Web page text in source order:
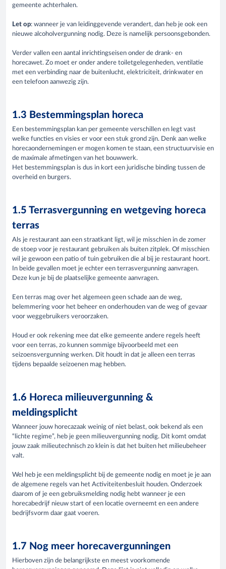
gemeente achterhalen.
Let op: wanneer je van leidinggevende verandert, dan heb je ook een
nieuwe alcoholvergunning nodig. Deze is namelijk persoonsgebonden.
Verder vallen een aantal inrichtingseisen onder de drank- en
horecawet. Zo moet er onder andere toiletgelegenheden, ventilatie
met een verbinding naar de buitenlucht, elektriciteit, drinkwater en
een telefoon aanwezig zijn.
1.3 Bestemmingsplan horeca
Een bestemmingsplan kan per gemeente verschillen en legt vast
welke functies en visies er voor een stuk grond zijn. Denk aan welke
horecaondernemingen er mogen komen te staan, een structuurvisie en
de maximale afmetingen van het bouwwerk.
Het bestemmingsplan is dus in kort een juridische binding tussen de
overheid en burgers.
1.5 Terrasvergunning en wetgeving horeca
terras
Als je restaurant aan een straatkant ligt, wil je misschien in de zomer
de stoep voor je restaurant gebruiken als buiten zitplek. Of misschien
wil je gewoon een patio of tuin gebruiken die al bij je restaurant hoort.
In beide gevallen moet je echter een terrasvergunning aanvragen.
Deze kun je bij de plaatselijke gemeente aanvragen.
Een terras mag over het algemeen geen schade aan de weg,
belemmering voor het beheer en onderhouden van de weg of gevaar
voor weggebruikers veroorzaken.
Houd er ook rekening mee dat elke gemeente andere regels heeft
voor een terras, zo kunnen sommige bijvoorbeeld met een
seizoensvergunning werken. Dit houdt in dat je alleen een terras
tijdens bepaalde seizoenen mag hebben.
1.6 Horeca milieuvergunning &
meldingsplicht
Wanneer jouw horecazaak weinig of niet belast, ook bekend als een
“lichte regime”, heb je geen milieuvergunning nodig. Dit komt omdat
jouw zaak milieutechnisch zo klein is dat het buiten het milieubeheer
valt.
Wel heb je een meldingsplicht bij de gemeente nodig en moet je je aan
de algemene regels van het Activiteitenbesluit houden. Onderzoek
daarom of je een gebruiksmelding nodig hebt wanneer je een
horecabedrijf nieuw start of een locatie overneemt en een andere
bedrijfsvorm daar gaat voeren.
1.7 Nog meer horecavergunningen
Hierboven zijn de belangrijkste en meest voorkomende